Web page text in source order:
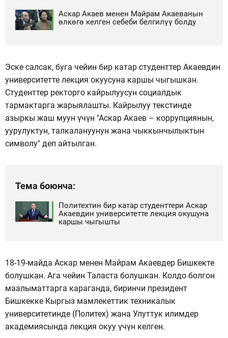
Аскар Акаев менен Майрам Акаеванын
өлкөгө келген себеби белгилүү болду
Эске салсак, буга чейин бир катар студенттер Акаевдин
университетте лекция окуусуна каршы чыгышкан.
Студенттер ректорго кайрылуусун социалдык
тармактарга жарыялашты. Кайрылуу текстинде
азыркы жаш муун үчүн "Аскар Акаев – коррупциянын,
уурулуктун, талкалануунун жана чыккынчылыктын
символу" деп айтылган.
Тема боюнча:
Политехтин бир катар студенттери Аскар
Акаевдин университетте лекция окушуна
каршы чыгышты
18-19-майда Аскар менен Майрам Акаевдер Бишкекте
болушкан. Ага чейин Таласта болушкан. Колдо болгон
маалыматтарга караганда, биринчи президент
Бишкекке Кыргыз мамлекеттик техникалык
университетинде (Политех) жана Улуттук илимдер
академиясында лекция окуу үчүн келген.